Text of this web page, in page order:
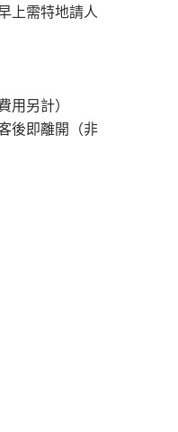
上需特地請人
用另計）
後即離開（非